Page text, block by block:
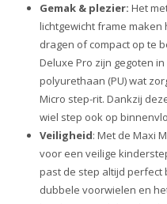
Gemak & plezier: Het
lichtgewicht frame maken
dragen of compact op te
Deluxe Pro zijn gegoten
polyurethaan (PU) wat
Micro step-rit. Dankzij
wiel step ook op
Veiligheid: Met de Maxi
voor een veilige
past de step altijd perfect
dubbele voorwielen en